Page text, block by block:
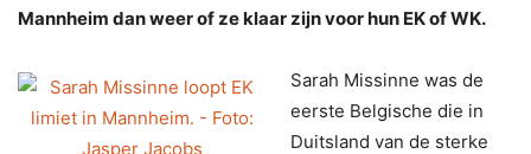
Mannheim dan weer of ze klaar zijn voor hun EK of WK.
Sarah Missinne was de
eerste Belgische die in
Duitsland van de sterke